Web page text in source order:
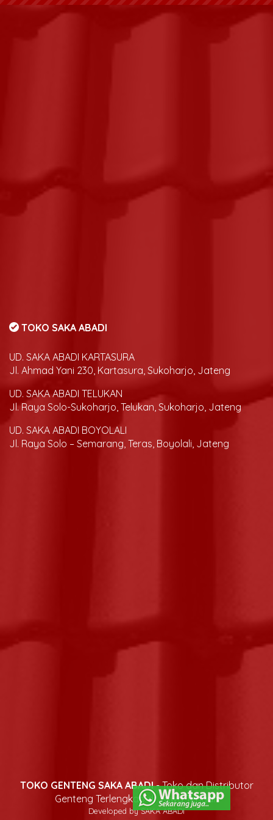
TOKO SAKA ABADI
UD. SAKA ABADI KARTASURA
Jl. Ahmad Yani 230, Kartasura, Sukoharjo, Jateng
UD. SAKA ABADI TELUKAN
Jl. Raya Solo-Sukoharjo, Telukan, Sukoharjo, Jateng
UD. SAKA ABADI BOYOLALI
Jl. Raya Solo – Semarang, Teras, Boyolali, Jateng
TOKO GENTENG SAKA ABADI- Toko dan Distributor
Genteng Terlengkap di Jawa Tengah
Developed by SAKA ABADI